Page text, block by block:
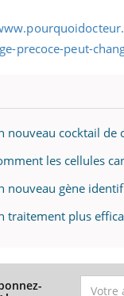
nouveau cocktail
les cellules
nouveau gène
traitement plus